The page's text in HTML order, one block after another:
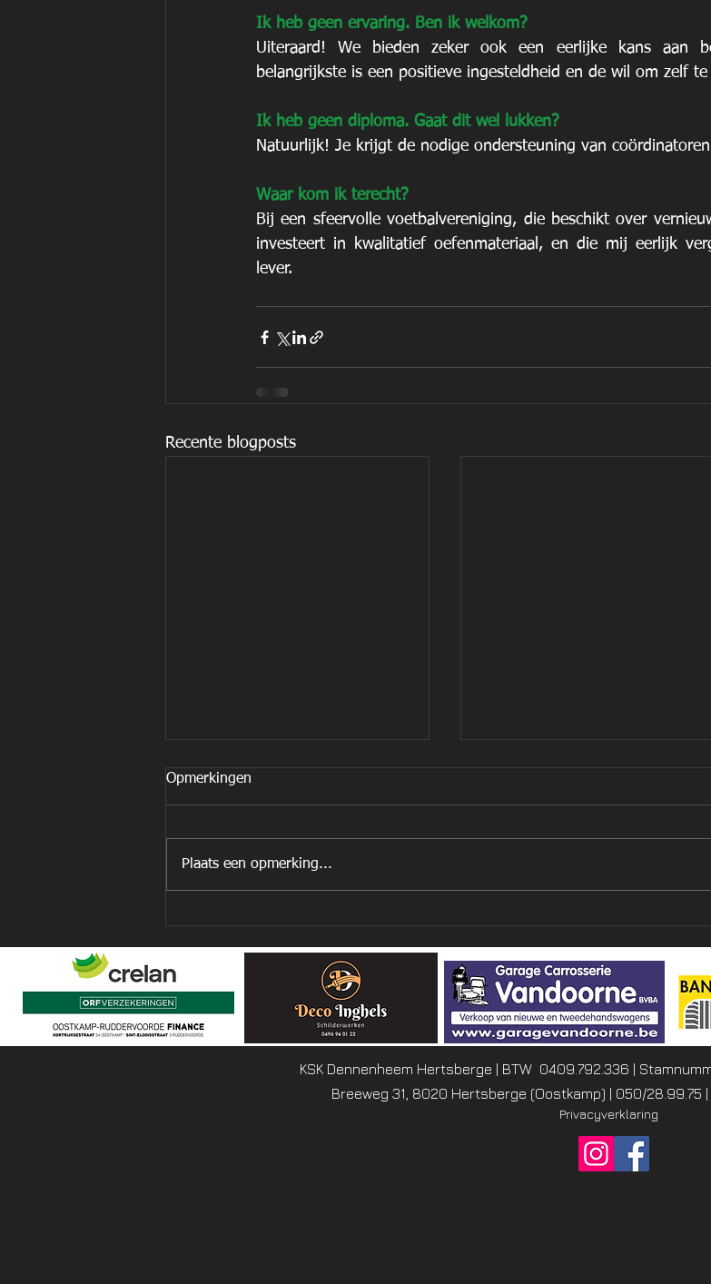
Ik heb geen ervaring. Ben ik welkom?
Uiteraard! We bieden zeker ook een eerlijke kans aan
belangrijkste is een positieve ingesteldheid en de wil om zelf
Ik heb geen diploma. Gaat dit wel lukken?
Natuurlijk! Je krijgt de nodige ondersteuning van
Waar kom ik terecht?
Bij een sfeervolle voetbalvereniging, die beschikt over
investeert in kwalitatief oefenmateriaal, en die mij eerlijk
lever.
Recente blogposts
Wij zoeken extra trainers
Opmerkingen
Plaats een opmerking...
KSK Dennenheem Hertsberge | BTW 0409.792.336 |
Breeweg 31, 8020 Hertsberge (Oostkamp) | 050/28.99.75 |
Privacyverklaring